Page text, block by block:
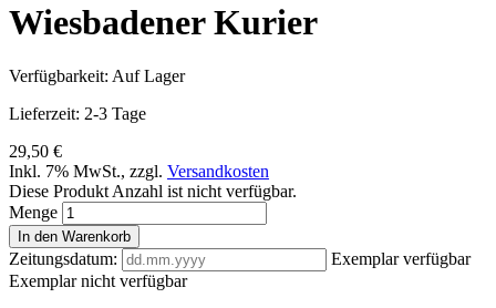
Wiesbadener Kurier
Verfügbarkeit: Auf Lager
Lieferzeit: 2-3 Tage
29,50 €
Inkl. 7% MwSt., zzgl. Versandkosten
Diese Produkt Anzahl ist nicht verfügbar.
Menge
In den Warenkorb
Zeitungsdatum:
Exemplar verfügbar
Exemplar nicht verfügbar